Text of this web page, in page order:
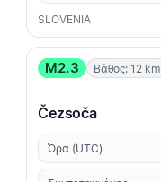
SLOVENIA
M2.3 Βάθος: 12 km
Čezsoča
Ώρα (UTC)